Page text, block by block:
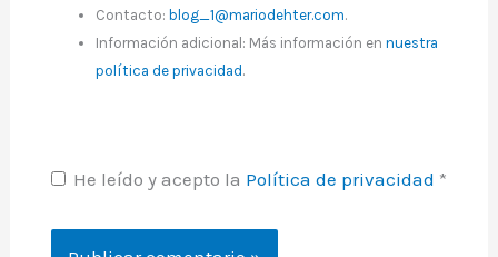
Contacto: blog_1@mariodehter.com.
Información adicional: Más información ennuestra
política de privacidad .
He leído y acepto la Política de privacidad *